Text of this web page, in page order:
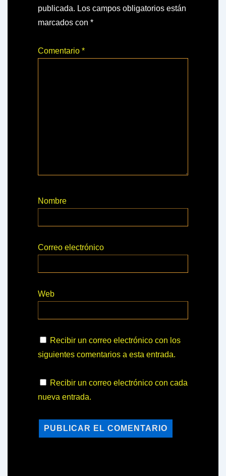
publicada. Los campos obligatorios están
marcados con *
Comentario *
Nombre
Correo electrónico
Web
Recibir un correo electrónico con los
siguientes comentarios a esta entrada.
Recibir un correo electrónico con cada
nueva entrada.